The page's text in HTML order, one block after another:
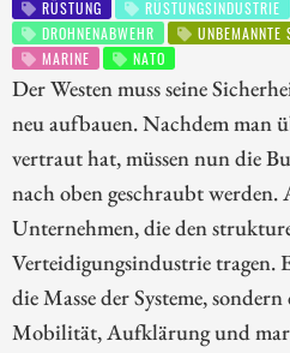
RÜSTUNG RÜSTUNGSINDUSTRIE
DROHNENABWEHR
UNBEMANNTE
MARINE
NATO
Der Westen muss seine
neu aufbauen. Nachdem man
vertraut hat, müssen nun die
nach oben geschraubt
Unternehmen, die den
Verteidigungsindustrie tragen.
die Masse der Systeme,
Mobilität, Aufklärung und